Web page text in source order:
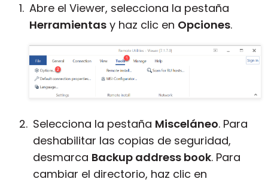
Abre el Viewer, selecciona la pestaña
Herramientas y haz clic en Opciones.
Selecciona la pestaña Misceláneo. Para
deshabilitar las copias de seguridad,
desmarca Backup address book. Para
cambiar el directorio, haz clic en